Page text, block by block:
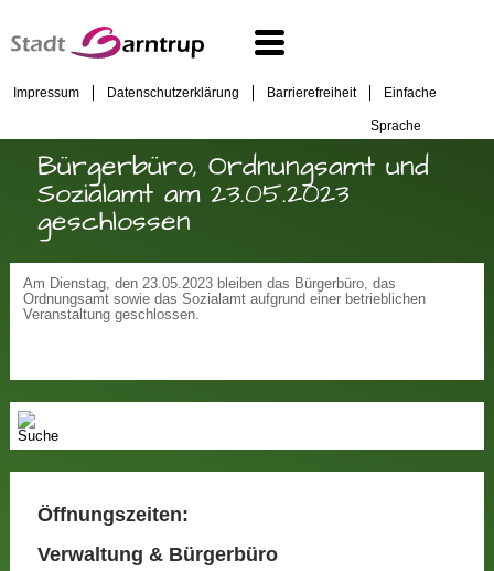
Impressum Datenschutzerklärung Barrierefreiheit Einfache
Sprache
Bürgerbüro, Ordnungsamt und
Sozialamt am 23.05.2023
geschlossen
Am Dienstag, den 23.05.2023 bleiben das Bürgerbüro, das
Ordnungsamt sowie das Sozialamt aufgrund einer betrieblichen
Veranstaltung geschlossen.
Öffnungszeiten:
Verwaltung & Bürgerbüro